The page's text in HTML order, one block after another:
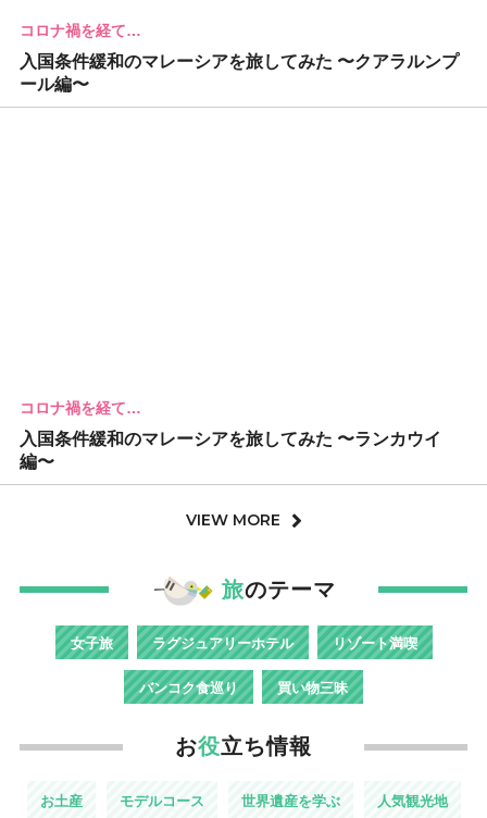
コロナ禍を経て…
入国条件緩和のマレーシアを旅してみた 〜クアラルンプ
ール編〜
コロナ禍を経て…
入国条件緩和のマレーシアを旅してみた 〜ランカウイ
編〜
VIEW MORE
旅のテーマ
女子旅 ラグジュアリーホテル リゾート満喫
バンコク食巡り 買い物三昧
お役立ち情報
お土産 モデルコース 世界遺産を学ぶ 人気観光地